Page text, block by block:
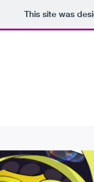
This site was